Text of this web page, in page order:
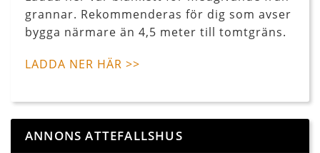
grannar. Rekommenderas för dig som avser
bygga närmare än 4,5 meter till tomtgräns.
LADDA NER HÄR >>
ANNONS ATTEFALLSHUS